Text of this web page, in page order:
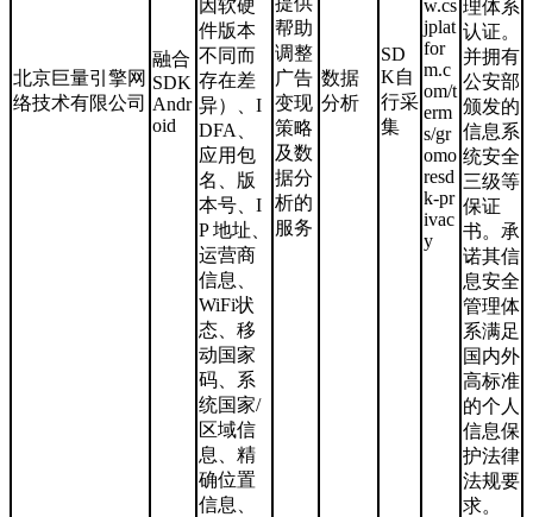
北京巨量引擎网
络技术有限公司
融合
SDK
Andr
oid
因软硬
件版本
不同而
存在差
异）、I
DFA、
应用包
名、版
本号、I
P 地址、
运营商
信息、
WiFi状
态、移
动国家
码、系
统国家/
区域信
息、精
确位置
信息、
帮助
调整
广告
变现
策略
及数
据分
析的
服务
数据
分析
SD
K自
行采
集
w.cs
jplat
for
m.c
om/t
erm
s/gr
omo
resd
k-pr
ivac
y
理体系
认证。
并拥有
公安部
颁发的
信息系
统安全
三级等
保证
书。承
诺其信
息安全
管理体
系满足
国内外
高标准
的个人
信息保
护法律
法规要
求。